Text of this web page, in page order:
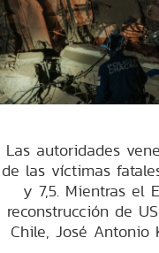
Las autoridades
de las víctimas
y 7,5. Mientras el
reconstrucción de
Chile, José Antonio